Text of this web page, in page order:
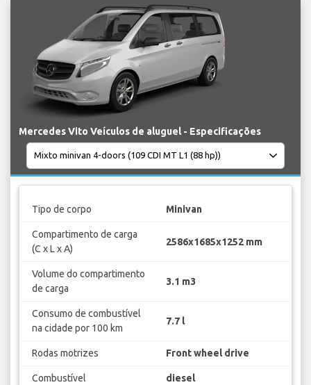
Mercedes Vito Veículos de aluguel - Especificações
Tipo de corpo Minivan
Compartimento de carga
(C x L x A)
2586x1685x1252 mm
Volume do compartimento
de carga
3.1 m3
Consumo de combustível
na cidade por 100 km
7.7 l
Rodas motrizes Front wheel drive
Combustível diesel